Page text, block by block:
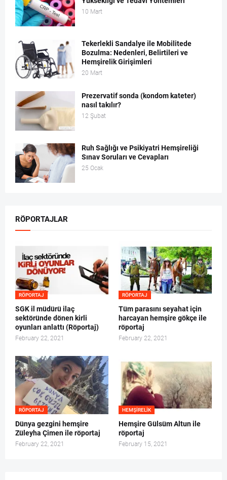
10 Mart
Tekerlekli Sandalye ile Mobilitede
Bozulma: Nedenleri, Belirtileri ve
Hemşirelik Girişimleri
20 Mart
Prezervatif sonda (kondom kateter)
nasıl takılır?
12 Şubat
Ruh Sağlığı ve Psikiyatri Hemşireliği
Sınav Soruları ve Cevapları
25 Ocak
RÖPORTAJLAR
RÖPORTAJ
SGK il müdürü ilaç
sektöründe dönen kirli
oyunları anlattı (Röportaj)
February 22, 2021
RÖPORTAJ
Tüm parasını seyahat için
harcayan hemşire gökçe ile
röportaj
February 22, 2021
RÖPORTAJ
Dünya gezgini hemşire
Züleyha Çimen ile röportaj
February 22, 2021
HEMŞIRELIK
Hemşire Gülsüm Altun ile
röportaj
February 15, 2021